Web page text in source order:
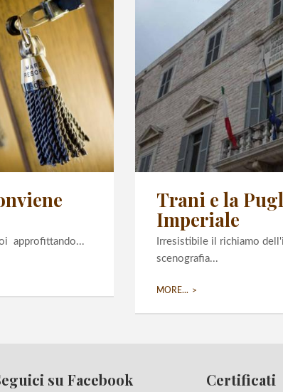
approfittando...
Trani e la
Imperiale
Irresistibile il richiamo
scenografia...
MORE...
su Facebook Certificati